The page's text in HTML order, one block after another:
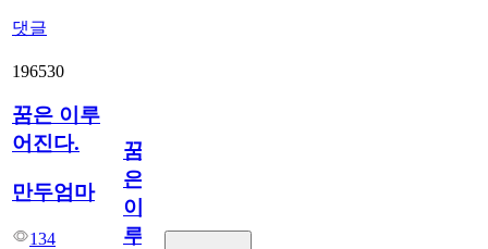
댓글
196530
꿈은 이루
어진다.
만두엄마
134
꿈
은
이
루